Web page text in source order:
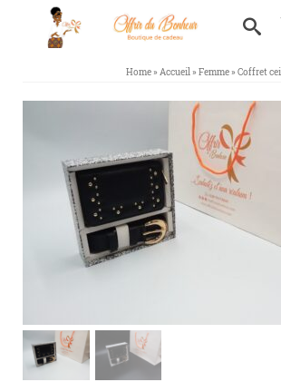
Home» Accueil» Femme» Coffret